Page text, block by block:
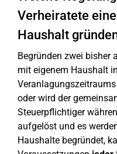
Verheiratete
Haushalt
Begründen zwei bisher
mit eigenem Haushalt
oder wird der
Steuerpflichtiger
aufgelöst und es
Haushalte begründet,